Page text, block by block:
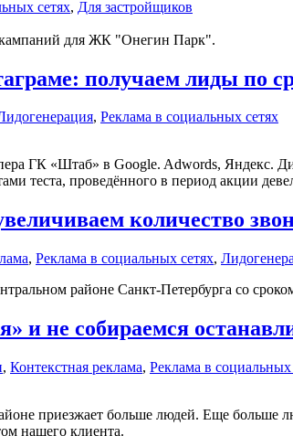
сетях, Для застройщиков
для ЖК "Онегин Парк".
получаем лиды по
, Реклама в социальных сетях
ГК «Штаб» в Google. Adwords, Яндекс.
теста, проведённого в период акции
количество
, Реклама в социальных сетях,
районе Санкт-Петербурга со
не собираемся
, Контекстная реклама, Реклама в социальных
приезжает больше людей. Еще больше
нашего клиента.